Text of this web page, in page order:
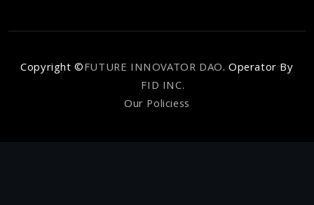
Copyright ©FUTURE INNOVATOR DAO.Operator By
FID INC.
Our Policiess